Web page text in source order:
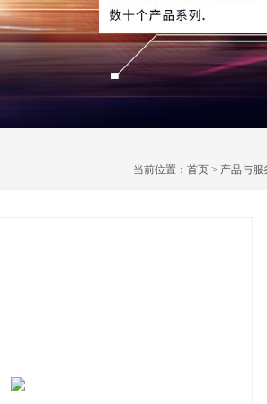
当前位置： 首页 > 产品与服